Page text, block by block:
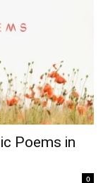
Poems in
0